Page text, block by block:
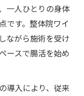
一人ひとりの身体
です。整体院ワイ
ながら施術を受け
ースで腸活を始め
導入により、従来